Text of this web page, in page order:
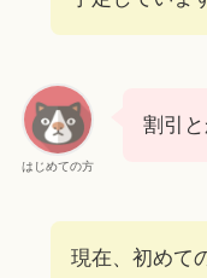
はじめての方
割引
現在、初めて